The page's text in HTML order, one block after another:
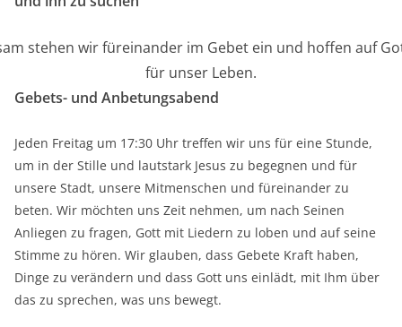
Gebets- und Anbetungsabend
Jeden Freitag um 17:30 Uhr treffen wir uns für eine Stunde,
um in der Stille und lautstark Jesus zu begegnen und für
unsere Stadt, unsere Mitmenschen und füreinander zu
beten. Wir möchten uns Zeit nehmen, um nach Seinen
Anliegen zu fragen, Gott mit Liedern zu loben und auf seine
Stimme zu hören. Wir glauben, dass Gebete Kraft haben,
Dinge zu verändern und dass Gott uns einlädt, mit Ihm über
das zu sprechen, was uns bewegt.